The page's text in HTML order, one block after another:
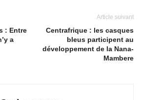
: Entre
a
Article suivant
Centrafrique : les casques
bleus participent au
développement de la Nana-
Mambere